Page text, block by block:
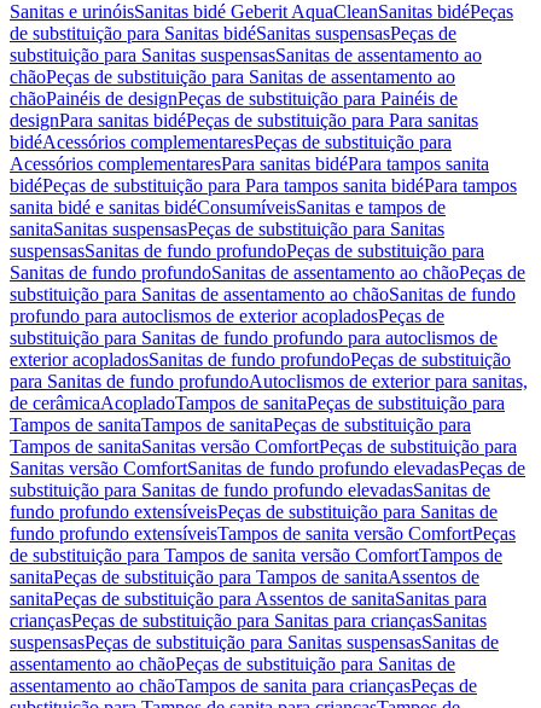
Sanitas e urinóisSanitas bidé Geberit AquaCleanSanitas bidéPeças
de substituição para Sanitas bidéSanitas suspensasPeças de
substituição para Sanitas suspensasSanitas de assentamento ao
chãoPeças de substituição para Sanitas de assentamento ao
chãoPainéis de designPeças de substituição para Painéis de
designPara sanitas bidéPeças de substituição para Para sanitas
bidéAcessórios complementaresPeças de substituição para
Acessórios complementaresPara sanitas bidéPara tampos sanita
bidéPeças de substituição para Para tampos sanita bidéPara tampos
sanita bidé e sanitas bidéConsumíveisSanitas e tampos de
sanitaSanitas suspensasPeças de substituição para Sanitas
suspensasSanitas de fundo profundoPeças de substituição para
Sanitas de fundo profundoSanitas de assentamento ao chãoPeças de
substituição para Sanitas de assentamento ao chãoSanitas de fundo
profundo para autoclismos de exterior acopladosPeças de
substituição para Sanitas de fundo profundo para autoclismos de
exterior acopladosSanitas de fundo profundoPeças de substituição
para Sanitas de fundo profundoAutoclismos de exterior para sanitas,
de cerâmicaAcopladoTampos de sanitaPeças de substituição para
Tampos de sanitaTampos de sanitaPeças de substituição para
Tampos de sanitaSanitas versão ComfortPeças de substituição para
Sanitas versão ComfortSanitas de fundo profundo elevadasPeças de
substituição para Sanitas de fundo profundo elevadasSanitas de
fundo profundo extensíveisPeças de substituição para Sanitas de
fundo profundo extensíveisTampos de sanita versão ComfortPeças
de substituição para Tampos de sanita versão ComfortTampos de
sanitaPeças de substituição para Tampos de sanitaAssentos de
sanitaPeças de substituição para Assentos de sanitaSanitas para
criançasPeças de substituição para Sanitas para criançasSanitas
suspensasPeças de substituição para Sanitas suspensasSanitas de
assentamento ao chãoPeças de substituição para Sanitas de
assentamento ao chãoTampos de sanita para criançasPeças de